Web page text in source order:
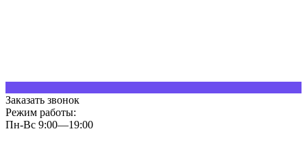
Заказать звонок
Режим работы:
Пн-Вс 9:00—19:00